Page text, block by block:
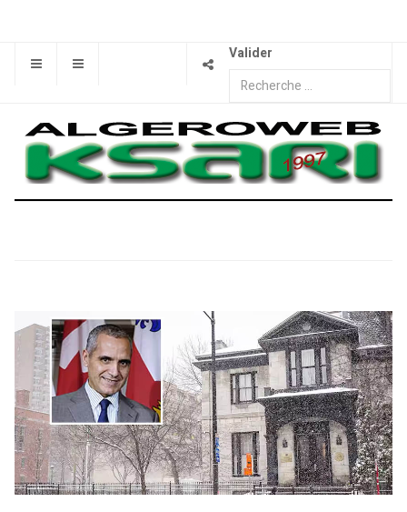
Valider